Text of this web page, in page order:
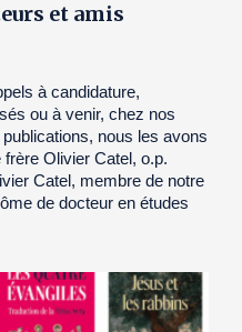
et amis
à candidature,
ou à venir, chez nos
nous les avons
Olivier Catel, o.p.
Catel, membre de notre
de docteur en études